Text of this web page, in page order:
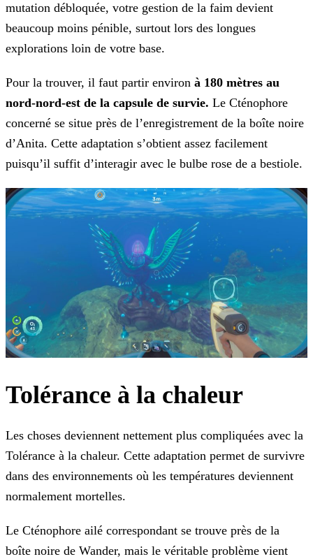
mutation débloquée, votre gestion de la faim devient
beaucoup moins pénible, surtout lors des longues
explorations loin de votre base.
Pour la trouver, il faut partir environ à 180 mètres au
nord-nord-est de la capsule de survie. Le Cténophore
concerné se situe près de l’enregistrement de la boîte noire
d’Anita. Cette adaptation s’obtient assez facilement
puisqu’il suffit d’interagir avec le bulbe rose de a bestiole.
Tolérance à la chaleur
Les choses deviennent nettement plus compliquées avec la
Tolérance à la chaleur. Cette adaptation permet de survivre
dans des environnements où les températures deviennent
normalement mortelles.
Le Cténophore ailé correspondant se trouve près de la
boîte noire de Wander, mais le véritable problème vient